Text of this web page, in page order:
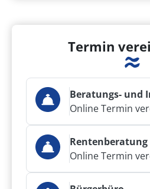
Termin
Beratungs- und
Online Termin
Rentenberatung
Online Termin